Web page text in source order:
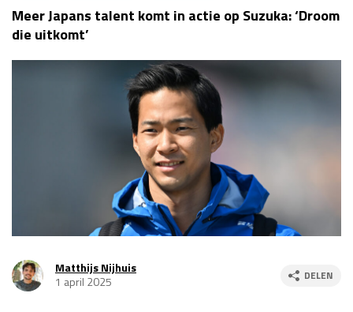
GP AZERBEIDZJAN 2026 24 - 26 sep
za 13:00 - 15:00
Meer Japans talent komt in actie op Suzuka: ‘Droom
die uitkomt’
Matthijs Nijhuis
1 april 2025
DELEN